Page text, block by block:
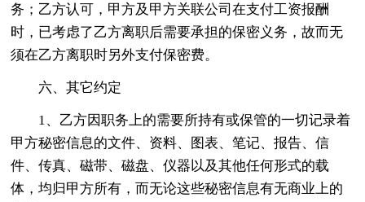
务；乙方认可，甲方及甲方关联公司在支付工资报酬
时，已考虑了乙方离职后需要承担的保密义务，故而无
须在乙方离职时另外支付保密费。
六、其它约定
1、乙方因职务上的需要所持有或保管的一切记录着
甲方秘密信息的文件、资料、图表、笔记、报告、信
件、传真、磁带、磁盘、仪器以及其他任何形式的载
体，均归甲方所有，而无论这些秘密信息有无商业上的